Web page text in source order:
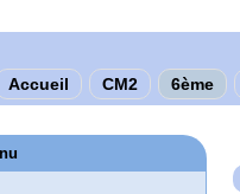
Accueil CM2 6ème